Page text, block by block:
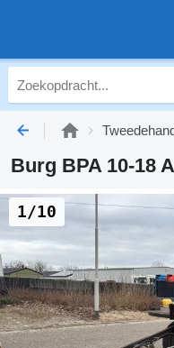
Burg BPA 10-18
1/10